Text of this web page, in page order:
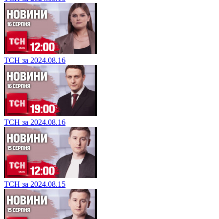
ТСН за 2024.08.16
ТСН за 2024.08.16
ТСН за 2024.08.15